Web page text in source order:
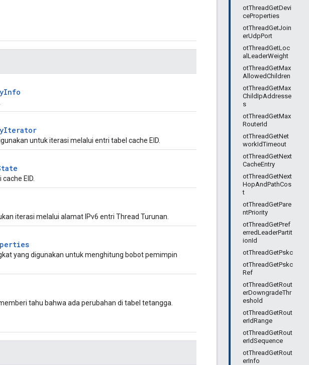
otThreadGetDevi
ceProperties
otThreadGetJoin
erUdpPort
otThreadGetLoc
alLeaderWeight
otThreadGetMax
AllowedChildren
otThreadGetMax
ChildIpAddresse
s
otThreadGetMax
RouterId
otThreadGetNet
workIdTimeout
otThreadGetNext
CacheEntry
otThreadGetNext
HopAndPathCos
t
otThreadGetPare
ntPriority
otThreadGetPref
erredLeaderPartit
ionId
otThreadGetPskc
otThreadGetPskc
Ref
otThreadGetRout
erDowngradeThr
eshold
otThreadGetRout
erIdRange
otThreadGetRout
erIdSequence
otThreadGetRout
erInfo
untuk iterasi melalui entri tabel cache EID.
EID.
iterasi melalui alamat IPv6 entri Thread Turunan.
yang digunakan untuk menghitung bobot pemimpin
tahu bahwa ada perubahan di tabel tetangga.